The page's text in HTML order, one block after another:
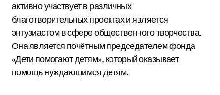
активно участвует в различных
благотворительных проектах и является
энтузиастом в сфере общественного творчества.
Она является почётным председателем фонда
«Дети помогают детям», который оказывает
помощь нуждающимся детям.